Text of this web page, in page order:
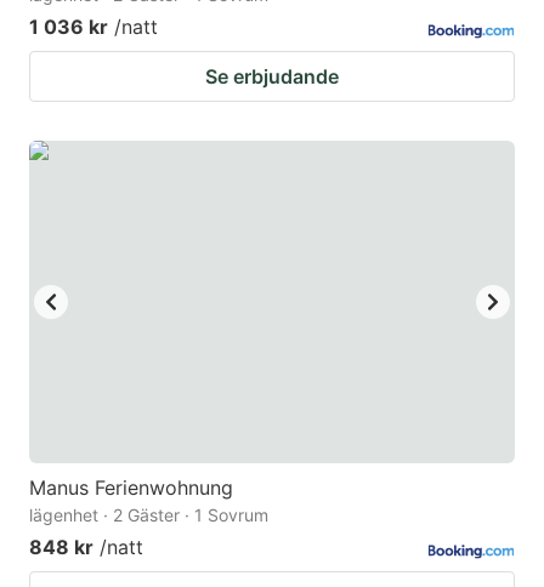
1 036 kr /natt
Se erbjudande
Manus Ferienwohnung
lägenhet · 2 Gäster · 1 Sovrum
848 kr /natt